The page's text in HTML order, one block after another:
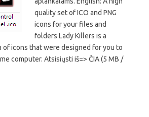
quality set of ICO and PNG
icons for your files and
folders Lady Killers is a
icons that were designed for you to
computer. Atsisiųsti iš=> ČIA (5 MB /